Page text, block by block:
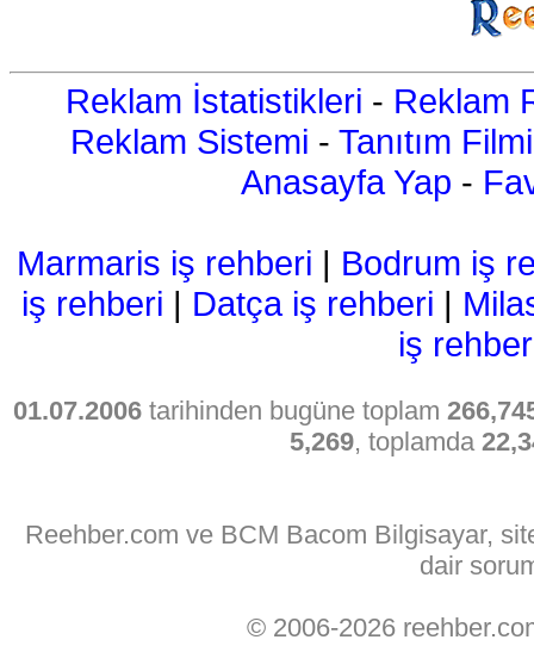
Reklam İstatistikleri - Reklam
Reklam Sistemi - Tanıtım Filmi
Anasayfa Yap -
Marmaris iş rehberi | Bodrum iş
iş rehberi | Datça iş rehberi |
iş
01.07.2006 tarihinden bugüne toplam
5,269, toplamda
Reehber.com ve BCM Bacom Bilgisayar,
dair
© 2006-2026